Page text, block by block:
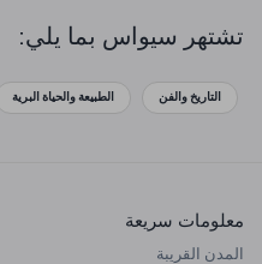
تشتهر سيواس بما يلي:
التاريخ والفن الطبيعة والحياة البرية
معلومات سريعة
المدن القريبة